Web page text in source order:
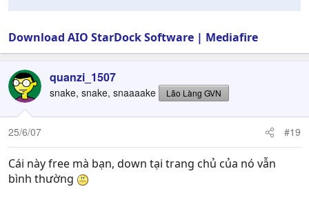
Download AIO StarDock Software | Mediafire
quanzi_1507
snake, snake, snaaaake Lão Làng GVN
25/6/07 #19
Cái này free mà bạn, down tại trang chủ của nó vẫn
bình thường